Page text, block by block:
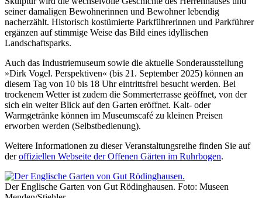
seiner damaligen Bewohnerinnen und Bewohner lebendig
nacherzählt. Historisch kostümierte Parkführerinnen und Parkführer
ergänzen auf stimmige Weise das Bild eines idyllischen
Landschaftsparks.
Auch das Industriemuseum sowie die aktuelle Sonderausstellung
»Dirk Vogel. Perspektiven« (bis 21. September 2025) können an
diesem Tag von 10 bis 18 Uhr eintrittsfrei besucht werden. Bei
trockenem Wetter ist zudem die Sommerterrasse geöffnet, von der
sich ein weiter Blick auf den Garten eröffnet. Kalt- oder
Warmgetränke können im Museumscafé zu kleinen Preisen
erworben werden (Selbstbedienung).
Weitere Informationen zu dieser Veranstaltungsreihe finden Sie auf
deroffiziellen Webseite der Offenen Gärten im Ruhrbogen.
Der Englische Garten von Gut Rödinghausen. Foto: Museen